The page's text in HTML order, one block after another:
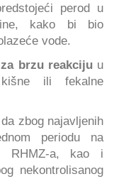
perod u
kako bi bio
vode.
brzu reakcijuu
ili fekalne
zbog najavljenih
periodu na
RHMZ-a, kao i
nekontrolisanog